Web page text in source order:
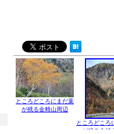
ところどころにまだ葉
が残る金精山周辺
ところどころ
が残る金精